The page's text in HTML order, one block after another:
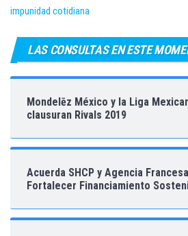
impunidad cotidiana
LAS CONSULTAS EN ESTE
Mondelēz México y la Liga
clausuran Rivals 2019
Acuerda SHCP y Agencia
Fortalecer Financiamiento